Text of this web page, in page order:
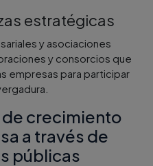
estratégicas
y asociaciones
y consorcios que
empresas para participar
crecimiento
a través de
públicas